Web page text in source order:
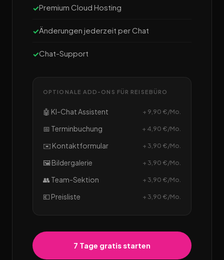
Premium Cloud Hosting
Änderungen jederzeit per Chat
Chat-Support
OPTIONALE ADD-ONS FÜR REISEBÜRO
🤖 KI-Chat Assistent + 9,90 €/Mo.
📅 Terminbuchung + 4,90 €/Mo.
✉️ Kontaktformular + 3,90 €/Mo.
🖼️ Bildergalerie + 3,90 €/Mo.
👥 Team-Sektion + 3,90 €/Mo.
💶 Preisliste + 3,90 €/Mo.
7 Tage gratis starten